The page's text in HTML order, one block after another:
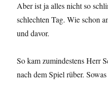
Aber ist ja alles nicht so
schlechten Tag. Wie schon
und davor.
So kam zumindestens Herr
nach dem Spiel rüber.